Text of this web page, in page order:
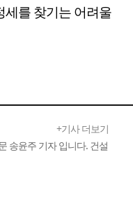
세를 찾기는 어려울
+기사 더보기
송윤주 기자 입니다. 건설